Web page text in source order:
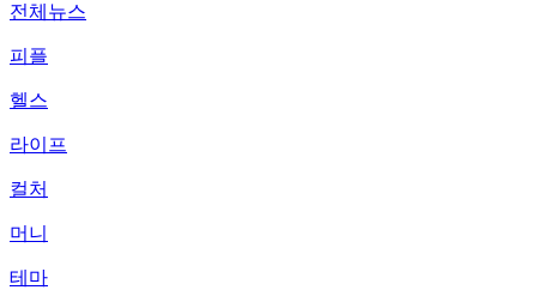
전체뉴스
피플
헬스
라이프
컬처
머니
테마